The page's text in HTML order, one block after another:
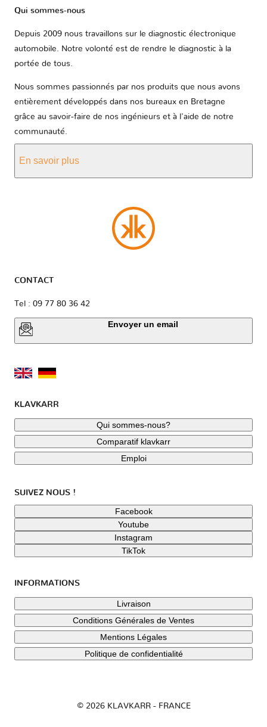
Qui sommes-nous
Depuis 2009 nous travaillons sur le diagnostic électronique
automobile. Notre volonté est de rendre le diagnostic à la
portée de tous.
Nous sommes passionnés par nos produits que nous avons
entièrement développés dans nos bureaux en Bretagne
grâce au savoir-faire de nos ingénieurs et à l'aide de notre
communauté.
En savoir plus
CONTACT
Tel : 09 77 80 36 42
Envoyer un email
KLAVKARR
Qui sommes-nous?
Comparatif klavkarr
Emploi
SUIVEZ NOUS !
Facebook
Youtube
Instagram
TikTok
INFORMATIONS
Livraison
Conditions Générales de Ventes
Mentions Légales
Politique de confidentialité
© 2026 KLAVKARR - FRANCE